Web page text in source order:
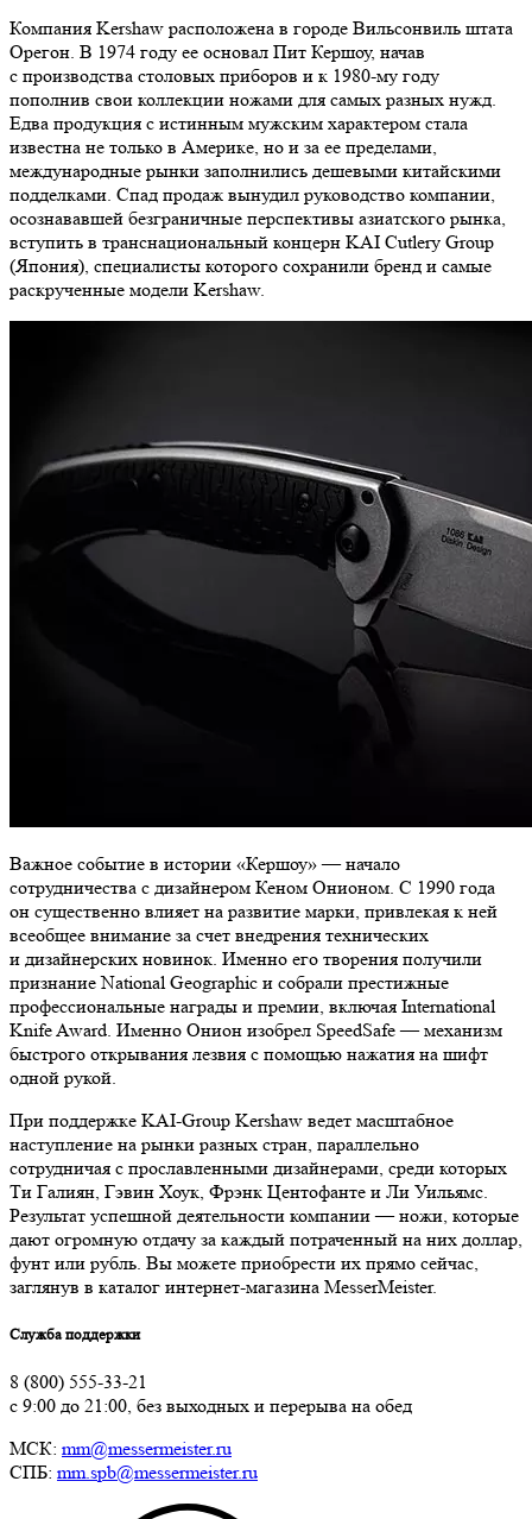
Компания Kershaw расположена в городе Вильсонвиль штата
Орегон. В 1974 году ее основал Пит Кершоу, начав
с производства столовых приборов и к 1980-му году
пополнив свои коллекции ножами для самых разных нужд.
Едва продукция с истинным мужским характером стала
известна не только в Америке, но и за ее пределами,
международные рынки заполнились дешевыми китайскими
подделками. Спад продаж вынудил руководство компании,
осознававшей безграничные перспективы азиатского рынка,
вступить в транснациональный концерн KAI Cutlery Group
(Япония), специалисты которого сохранили бренд и самые
раскрученные модели Kershaw.
Важное событие в истории «Кершоу» — начало
сотрудничества с дизайнером Кеном Онионом. С 1990 года
он существенно влияет на развитие марки, привлекая к ней
всеобщее внимание за счет внедрения технических
и дизайнерских новинок. Именно его творения получили
признание National Geographic и собрали престижные
профессиональные награды и премии, включая International
Knife Award. Именно Онион изобрел SpeedSafe — механизм
быстрого открывания лезвия с помощью нажатия на шифт
одной рукой.
При поддержке KAI-Group Kershaw ведет масштабное
наступление на рынки разных стран, параллельно
сотрудничая с прославленными дизайнерами, среди которых
Ти Галиян, Гэвин Хоук, Фрэнк Центофанте и Ли Уильямс.
Результат успешной деятельности компании — ножи, которые
дают огромную отдачу за каждый потраченный на них доллар,
фунт или рубль. Вы можете приобрести их прямо сейчас,
заглянув в каталог интернет-магазина MesserMeister.
Служба поддержки
8 (800) 555-33-21
с 9:00 до 21:00, без выходных и перерыва на обед
МСК: mm@messermeister.ru
СПБ: mm.spb@messermeister.ru